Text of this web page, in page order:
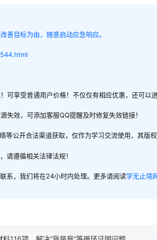
善目标为由，随意启动应急响应。
可享受普通用户价格！不仅仅有相应优惠，还可以
失效，可添加客服QQ提醒及时修复失效链接！
公开合法渠道获取，仅作为学习交流使用，其版权
请遵循相关法律法规！
系，我们将在24小时内处理。更多请阅读学无止境